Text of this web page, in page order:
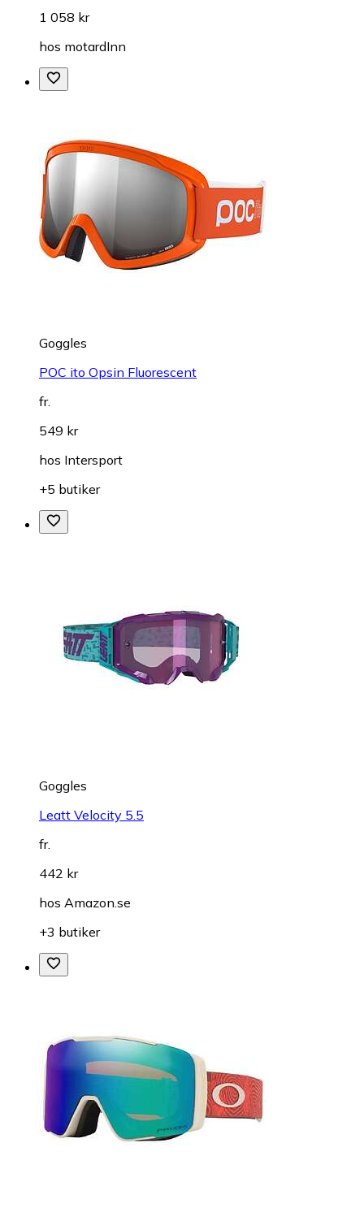
1 058 kr
hos motardInn
Goggles
POC ito Opsin Fluorescent
fr.
549 kr
hos Intersport
+5 butiker
Goggles
Leatt Velocity 5.5
fr.
442 kr
hos Amazon.se
+3 butiker